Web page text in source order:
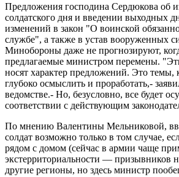
Предложения господина Сердюкова об
солдатского дня и введении выходных
изменений в закон "О воинской
службе", а также в устав вооруженных
Минобороны даже не прогнозируют,
предлагаемые министром перемены.
носят характер предложений. Это темы,
глубоко осмыслить и проработать,-
ведомстве.- Но, безусловно, все будет
соответствии с действующим
По мнению Валентины Мельниковой,
солдат возможно только в том случае,
рядом с домом (сейчас в армии чаще
экстерриториальности — призывников
другие регионы, но здесь министр